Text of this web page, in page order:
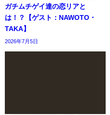
ガチムチゲイ達の恋リアと
は！？【ゲスト：NAWOTO・
TAKA】
2026年7月5日